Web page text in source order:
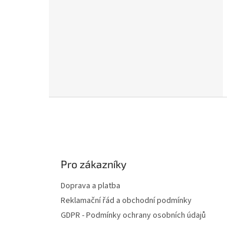
Pro zákazníky
Doprava a platba
Reklamační řád a obchodní podmínky
GDPR - Podmínky ochrany osobních údajů